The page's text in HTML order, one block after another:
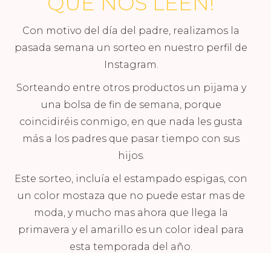
Con motivo del día del padre, realizamos la
pasada semana un sorteo en nuestro perfil de
Instagram.
Sorteando entre otros productos un pijama y
una bolsa de fin de semana, porque
coincidiréis conmigo, en que nada les gusta
más a los padres que pasar tiempo con sus
hijos.
Este sorteo, incluía el estampado espigas, con
un color mostaza que no puede estar mas de
moda, y mucho mas ahora que llega la
primavera y el amarillo es un color ideal para
esta temporada del año.